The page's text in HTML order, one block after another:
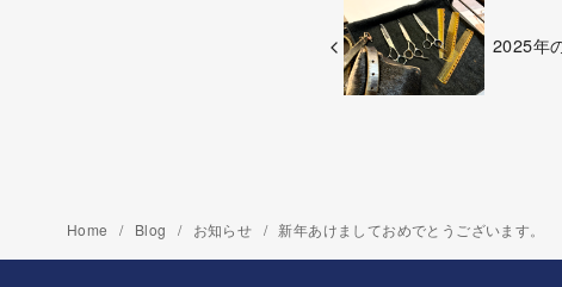
2025年
Home Blog お知らせ 新年あけましておめでとうございます。